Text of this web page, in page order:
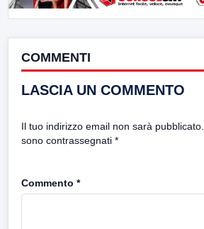
COMMENTI
LASCIA UN COMMENTO
Il tuo indirizzo email non sarà pubblicato.
sono contrassegnati *
Commento *